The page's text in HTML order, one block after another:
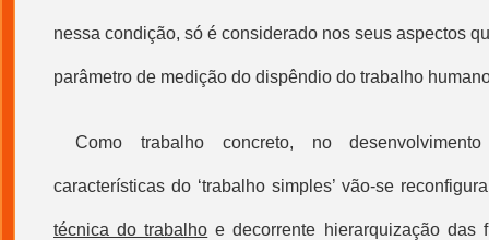
nessa condição, só é considerado nos seus aspectos
parâmetro de medição do dispêndio do trabalho
Como trabalho concreto, no
características do ‘trabalho simples’ vão-se
técnica do trabalho e decorrente hierarquização das